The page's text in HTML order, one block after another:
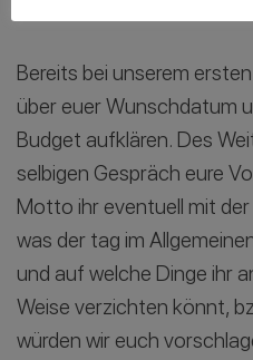
Bereits bei unserem
über euer Wunschdatum
Budget aufklären. Des
selbigen Gespräch eure
Motto ihr eventuell mit
was der tag im
und auf welche Dinge ihr
Weise verzichten könnt,
würden wir euch